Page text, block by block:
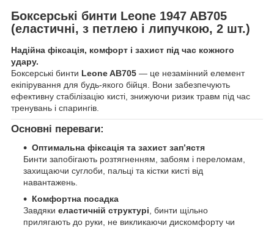
Боксерські бинти Leone 1947 AB705
(еластичні, з петлею і липучкою, 2 шт.)
Надійна фіксація, комфорт і захист під час кожного
удару.
Боксерські бинти Leone AB705 — це незамінний елемент
екіпірування для будь-якого бійця. Вони забезпечують
ефективну стабілізацію кисті, знижуючи ризик травм під час
тренувань і спарингів.
Основні переваги:
Оптимальна фіксація та захист зап’ястя
Бинти запобігають розтягненням, забоям і переломам,
захищаючи суглоби, пальці та кістки кисті від
навантажень.
Комфортна посадка
Завдяки еластичній структурі, бинти щільно
прилягають до руки, не викликаючи дискомфорту чи